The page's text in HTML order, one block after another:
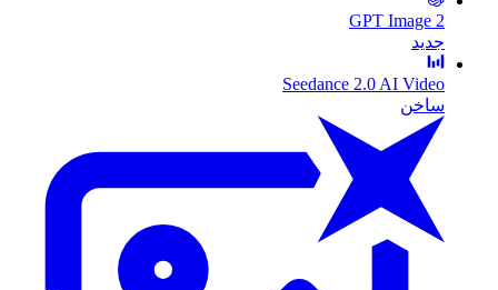
GPT Image 2
جديد
Seedance 2.0 AI Video
ساخن